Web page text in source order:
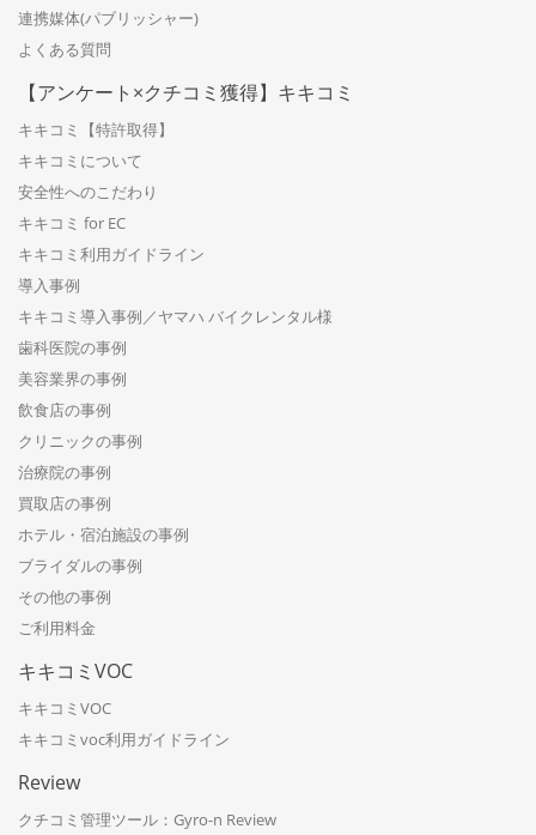
連携媒体(パブリッシャー)
よくある質問
【アンケート×クチコミ獲得】キキコミ
キキコミ【特許取得】
キキコミについて
安全性へのこだわり
キキコミ for EC
キキコミ利用ガイドライン
導入事例
キキコミ導入事例／ヤマハ バイクレンタル様
歯科医院の事例
美容業界の事例
飲食店の事例
クリニックの事例
治療院の事例
買取店の事例
ホテル・宿泊施設の事例
ブライダルの事例
その他の事例
ご利用料金
キキコミVOC
キキコミVOC
キキコミvoc利用ガイドライン
Review
クチコミ管理ツール：Gyro-n Review